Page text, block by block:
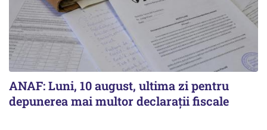
ANAF: Luni, 10 august, ultima zi pentru
depunerea mai multor declarații fiscale